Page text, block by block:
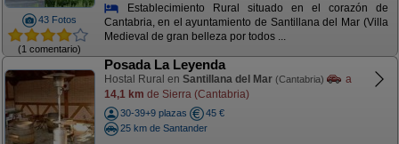
43 Fotos
(1 comentario)
Establecimiento Rural situado en el corazón de
Cantabria, en el ayuntamiento de Santillana del Mar (Villa
Medieval de gran belleza por todos ...
Posada La Leyenda
Hostal Rural en Santillana del Mar (Cantabria)
a
14,1 km de Sierra (Cantabria)
30-39+9 plazas
45 €
25 km de Santander